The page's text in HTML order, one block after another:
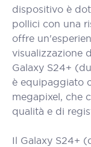
dispositivo è
pollici con una
offre
visualizzazione
Galaxy S24+
è equipaggiato
megapixel, che
qualità e di
Il Galaxy S24+